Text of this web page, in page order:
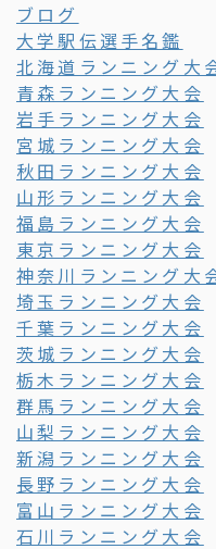
ブログ
大学駅伝選手名鑑
北海道ランニング大
青森ランニング大会
岩手ランニング大会
宮城ランニング大会
秋田ランニング大会
山形ランニング大会
福島ランニング大会
東京ランニング大会
神奈川ランニング大
埼玉ランニング大会
千葉ランニング大会
茨城ランニング大会
栃木ランニング大会
群馬ランニング大会
山梨ランニング大会
新潟ランニング大会
長野ランニング大会
富山ランニング大会
石川ランニング大会